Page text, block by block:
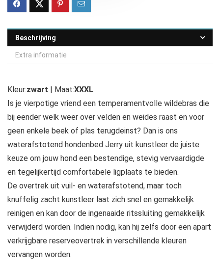
Beschrijving
Extra informatie
Kleur:zwart | Maat:XXXL
Is je vierpotige vriend een temperamentvolle wildebras die
bij eender welk weer over velden en weides raast en voor
geen enkele beek of plas terugdeinst? Dan is ons
waterafstotend hondenbed Jerry uit kunstleer de juiste
keuze om jouw hond een bestendige, stevig vervaardigde
en tegelijkertijd comfortabele ligplaats te bieden.
De overtrek uit vuil- en waterafstotend, maar toch
knuffelig zacht kunstleer laat zich snel en gemakkelijk
reinigen en kan door de ingenaaide ritssluiting gemakkelijk
verwijderd worden. Indien nodig, kan hij zelfs door een apart
verkrijgbare reserveovertrek in verschillende kleuren
vervangen worden.